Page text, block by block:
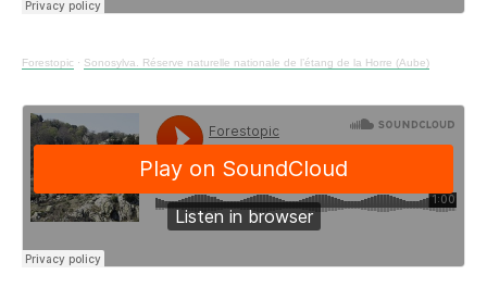
Forestopic · Sonosylva. Réserve naturelle nationale de l’étang de la Horre (Aube)